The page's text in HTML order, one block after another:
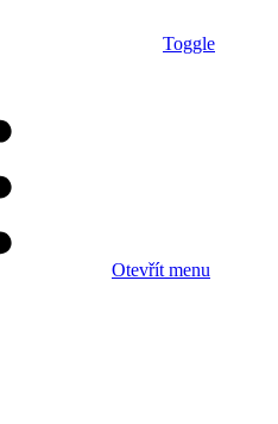
Toggle
Otevřít menu